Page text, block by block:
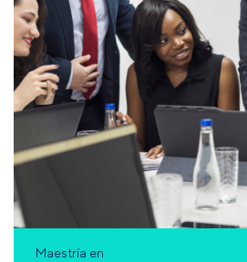
Maestría en